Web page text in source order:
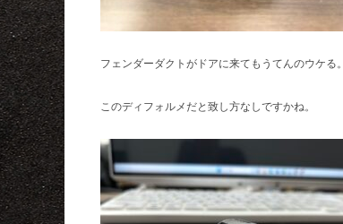
フェンダーダクトがドアに来てもうてんのウケる。
このディフォルメだと致し方なしですかね。